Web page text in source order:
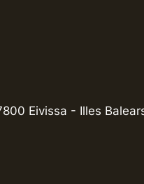
Eivissa - Illes